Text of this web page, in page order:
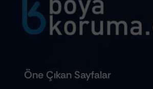
Öne Çıkan Sayfalar